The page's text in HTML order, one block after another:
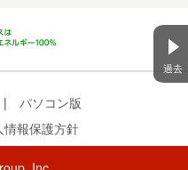
過去
|
パソコン版
情報保護方針